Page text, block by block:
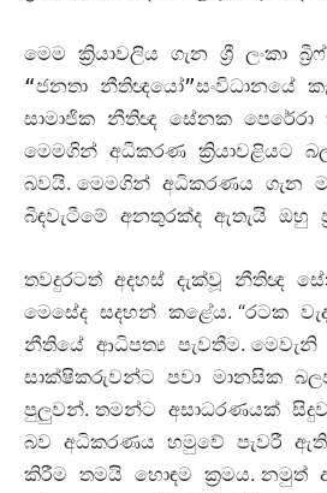
මෙම ක්‍රියාවලිය ගැන ශ්‍රී ලංකා
“ජනතා නීතිඥයෝ”සංවිධානයේ
සාමාජික නීතිඥ සේනක පෙරේරා
මෙමගින් අධිකරණ ක්‍රියාවළියට
බවයි. මෙමගින් අධිකරණය ගැන
බිඳවැටීමේ අනතුරක්ද ඇතැයි ඔහු
තවදුරටත් අදහස් දැක්වූ නීතිඥ
මෙසේද සදහන් කළේය. “රටක
නීතියේ ආධිපත්‍ය පැවතීම.
සාක්ෂිකරුවන්ට පවා මානසික
පුලුවන්. තමන්ට අසාධරණයක්
බව අධිකරණය හමුවේ පැවරී
කිරීම තමයි හොඳම ක්‍රමය. නමුත්